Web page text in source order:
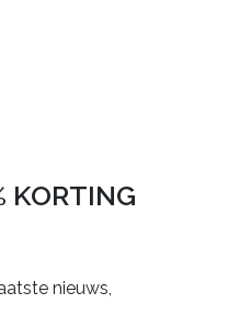
KORTING
nieuws,